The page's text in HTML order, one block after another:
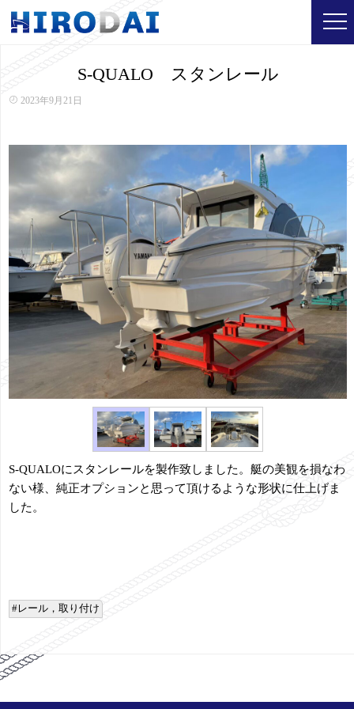
S-QUALO スタンレール
2023年9月21日
S-QUALOにスタンレールを製作致しました。艇の美観を損なわ
ない様、純正オプションと思って頂けるような形状に仕上げま
した。
レール，取り付け